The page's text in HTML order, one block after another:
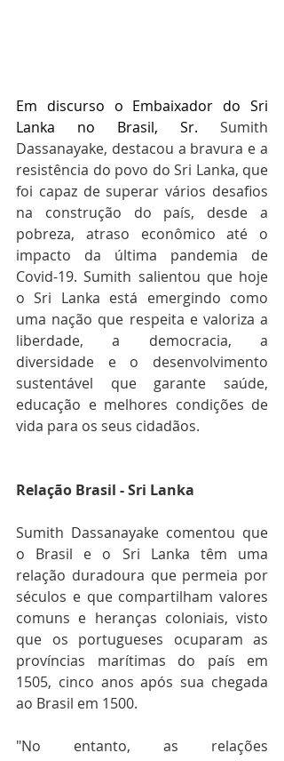
Em discurso o Embaixador do Sri
Lanka no Brasil, Sr. Sumith
Dassanayake, destacou a bravura e a
resistência do povo do Sri Lanka, que
foi capaz de superar vários desafios
na construção do país, desde a
pobreza, atraso econômico até o
impacto da última pandemia de
Covid-19. Sumith salientou que hoje
o Sri Lanka está emergindo como
uma nação que respeita e valoriza a
liberdade, a democracia, a
diversidade e o desenvolvimento
sustentável que garante saúde,
educação e melhores condições de
vida para os seus cidadãos.
Relação Brasil - Sri Lanka
Sumith Dassanayake comentou que
o Brasil e o Sri Lanka têm uma
relação duradoura que permeia por
séculos e que compartilham valores
comuns e heranças coloniais, visto
que os portugueses ocuparam as
províncias marítimas do país em
1505, cinco anos após sua chegada
ao Brasil em 1500.
"No entanto, as relações